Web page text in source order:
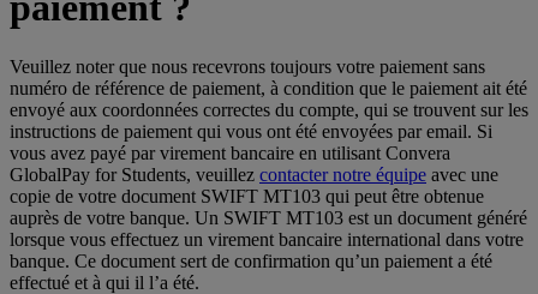
Veuillez noter que nous recevrons toujours votre paiement sans
numéro de référence de paiement, à condition que le paiement ait été
envoyé aux coordonnées correctes du compte, qui se trouvent sur les
instructions de paiement qui vous ont été envoyées par email. Si
vous avez payé par virement bancaire en utilisant Convera
GlobalPay for Students, veuillez contacter notre équipe avec une
copie de votre document SWIFT MT103 qui peut être obtenue
auprès de votre banque. Un SWIFT MT103 est un document généré
lorsque vous effectuez un virement bancaire international dans votre
banque. Ce document sert de confirmation qu’un paiement a été
effectué et à qui il l’a été.